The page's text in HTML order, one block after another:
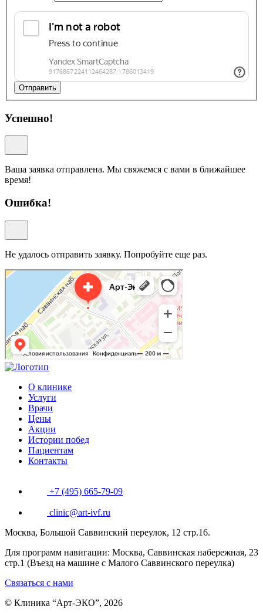
Отправить
Успешно!
Ваша заявка отправлена. Мы свяжемся с вами в ближайшее
время!
Ошибка!
Не удалось отправить заявку. Попробуйте еще раз.
Арт-Эко
Медцентр, клиника в Москве
Гинекологическая клиника в Москве
О клинике
Услуги
Врачи
Цены
Акции
Истории побед
Пациентам
Контакты
+7 (495) 665-79-09
clinic@art-ivf.ru
Москва, Большой Саввинский переулок, 12 стр.16.
Для программ навигации: Москва, Саввинская набережная, 23
стр.1 (Въезд на машине с Малого Саввинского переулка)
Связаться с нами
© Клиника “Арт-ЭКО”, 2026